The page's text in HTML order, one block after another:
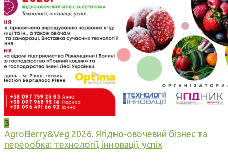
3
AgroBerry&Veg 2026. Ягідно-овочевий бізнес та
переробка: технології, інновації, успіх